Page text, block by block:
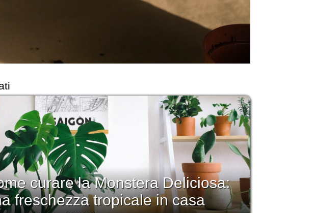
curare la Monstera Deliciosa:
freschezza tropicale in casa